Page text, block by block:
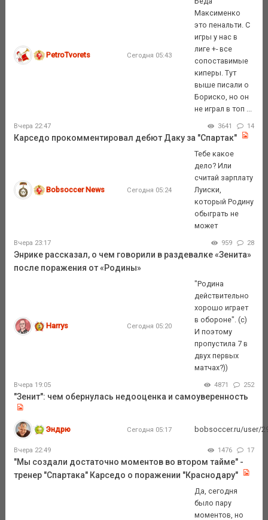
PetroTvorets Сегодня 05:43
Максименко
это пенальти. С
игры у нас в
лиге +- все
сопоставимые
киперы. Тут
выше писали о
Бориско, но он
не играл в топ ...
Вчера 22:47 3641 14
Карседо прокомментировал дебют Даку за "Спартак"
Bobsoccer News Сегодня 05:24
Тебе какое
дело? Или
считай зарплату
Луиски,
который Родину
обыграть не
может
Вчера 23:17 959 28
Энрике рассказал, о чем говорили в раздевалке «Зенита»
после поражения от «Родины»
Harrys Сегодня 05:20
"Родина
действительно
хорошо играет
в обороне". (с)
И поэтому
пропустила 7 в
двух первых
матчах?))
Вчера 19:05 4871 252
"Зенит": чем обернулась недооценка и самоуверенность
Эндрю Сегодня 05:17 bobsoccer.ru/user/
Вчера 22:49 1476 17
"Мы создали достаточно моментов во втором тайме" -
тренер "Спартака" Карседо о поражении "Краснодару"
Да, сегодня
было пару
моментов, но